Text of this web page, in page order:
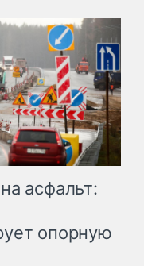
асфальт:
опорную